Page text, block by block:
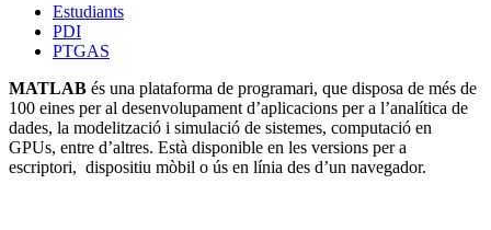
Estudiants
PDI
PTGAS
MATLAB és una plataforma de programari, que disposa de més de
100 eines per al desenvolupament d’aplicacions per a l’analítica de
dades, la modelització i simulació de sistemes, computació en
GPUs, entre d’altres. Està disponible en les versions per a
escriptori, dispositiu mòbil o ús en línia des d’un navegador.